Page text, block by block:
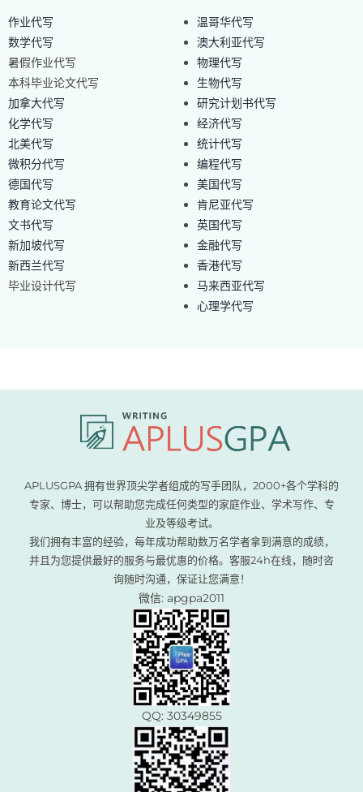
作业代写
数学代写
暑假作业代写
本科毕业论文代写
加拿大代写
化学代写
北美代写
微积分代写
德国代写
教育论文代写
文书代写
新加坡代写
新西兰代写
毕业设计代写
温哥华代写
澳大利亚代写
物理代写
生物代写
研究计划书代写
经济代写
统计代写
编程代写
美国代写
肯尼亚代写
英国代写
金融代写
香港代写
马来西亚代写
心理学代写
APLUSGPA 拥有世界顶尖学者组成的写手团队，2000+各个学科的
专家、博士，可以帮助您完成任何类型的家庭作业、学术写作、专
业及等级考试。
我们拥有丰富的经验，每年成功帮助数万名学者拿到满意的成绩，
并且为您提供最好的服务与最优惠的价格。客服24h在线，随时咨
询随时沟通，保证让您满意！
微信: apgpa2011
QQ: 30349855